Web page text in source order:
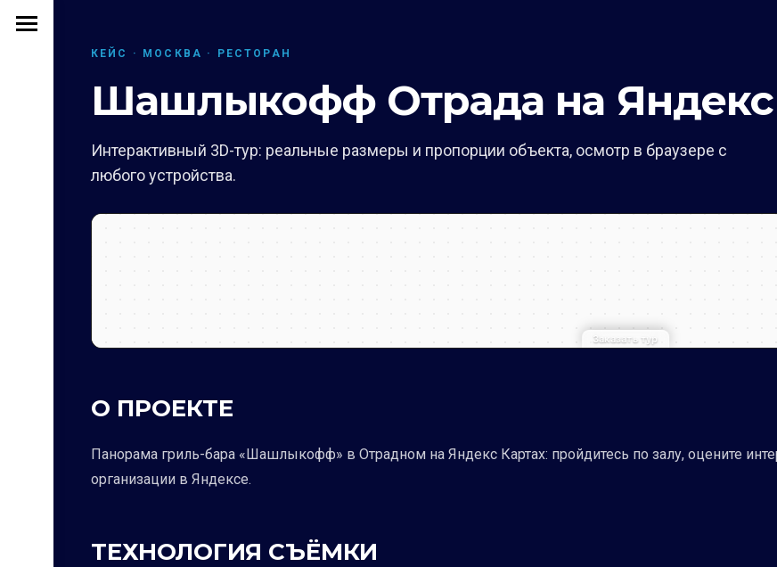
КЕЙС · МОСКВА · РЕСТОРАН
Шашлыкофф Отрада на Яндекс
Интерактивный 3D-тур: реальные размеры и пропорции объекта, осмотр в браузере с
любого устройства.
Заказать тур
О ПРОЕКТЕ
Панорама гриль-бара «Шашлыкофф» в Отрадном на Яндекс Картах: пройдитесь по залу, оцените
организации в Яндексе.
ТЕХНОЛОГИЯ СЪЁМКИ